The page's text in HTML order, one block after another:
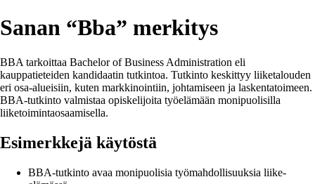
Sanan “Bba” merkitys
BBA tarkoittaa Bachelor of Business Administration eli
kauppatieteiden kandidaatin tutkintoa. Tutkinto keskittyy liiketalouden
eri osa-alueisiin, kuten markkinointiin, johtamiseen ja laskentatoimeen.
BBA-tutkinto valmistaa opiskelijoita työelämään monipuolisilla
liiketoimintaosaamisella.
Esimerkkejä käytöstä
BBA-tutkinto avaa monipuolisia työmahdollisuuksia liike-